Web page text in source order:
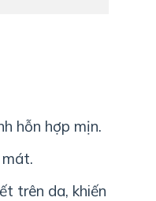
hỗn hợp mịn.
trên da, khiến